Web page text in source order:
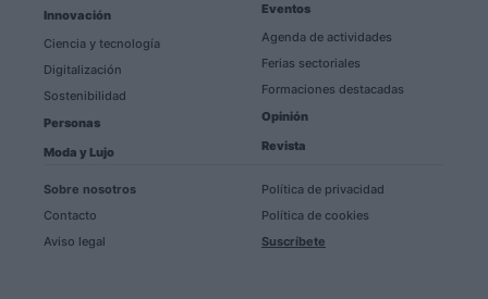
Innovación
Ciencia y tecnología
Digitalización
Sostenibilidad
Personas
Moda y Lujo
Eventos
Agenda de actividades
Ferias sectoriales
Formaciones destacadas
Opinión
Revista
Sobre nosotros
Contacto
Aviso legal
Política de privacidad
Política de cookies
Suscríbete